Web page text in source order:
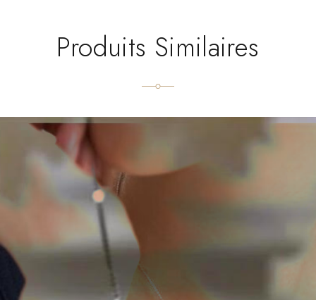
Produits Similaires